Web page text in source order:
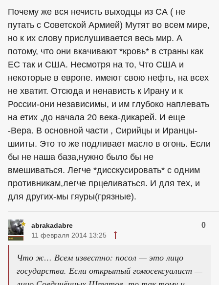
Почему же вся нечисть выходцы из СА ( не
путать с Советской Армией) Мутят во всем мире,
но к их слову прислушивается весь мир. А
потому, что они вкачивают *кровь* в страны как
ЕС так и США. Несмотря на то, Что США и
некоторые в европе. имеют свою нефть, на всех
не хватит. Отсюда и ненависть к Ирану и к
России-они независимы, и им глубоко наплевать
на етих ,до начала 20 века-дикарей. И еще
-Вера. В основной части , Сирийцы и Иранцы-
шииты. Это то же подливает масло в огонь. Если
бы не наша база,нужно было бы не
вмешиваться. Легче *дисскусировать* с одним
противникам,легче прцеливаться. И для тех, и
для других-мы гяуры(грязные).
abrakadabre 0
11 февраля 2014 13:25
Что ж… Всем известно: посол — это лицо
государства. Если открытый гомосексуалист —